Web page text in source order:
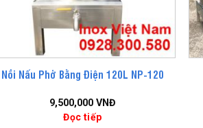
Nồi Nấu Phở Bằng Điện 120L NP-120
9,500,000VNĐ
Đọc tiếp